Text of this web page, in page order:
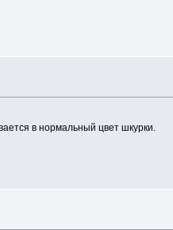
в нормальный цвет шкурки.